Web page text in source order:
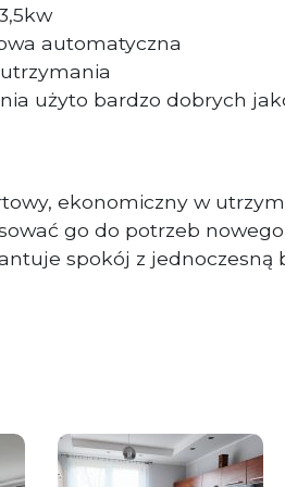
automatyczna
użyto bardzo dobrych
ekonomiczny w
go do potrzeb nowego
spokój z jednoczesną